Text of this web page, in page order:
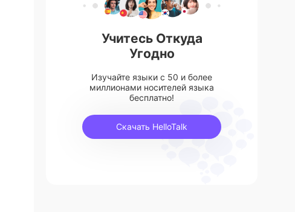
Учитесь Откуда
Угодно
Изучайте языки с 50 и более
миллионами носителей языка
бесплатно!
Скачать HelloTalk